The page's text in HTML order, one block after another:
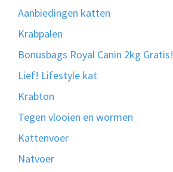
Aanbiedingen katten
Krabpalen
Bonusbags Royal Canin 2kg Gratis!
Lief! Lifestyle kat
Krabton
Tegen vlooien en wormen
Kattenvoer
Natvoer